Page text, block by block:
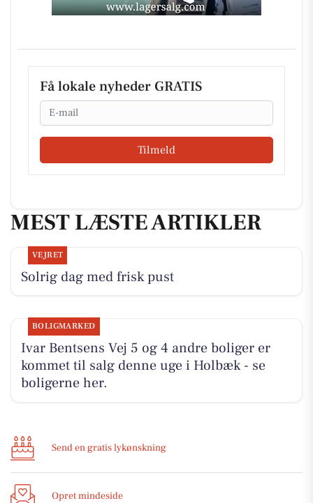
Få lokale nyheder GRATIS
Email
Tilmeld
MEST LÆSTE ARTIKLER
VEJRET
Solrig dag med frisk pust
BOLIGMARKED
Ivar Bentsens Vej 5 og 4 andre boliger er
kommet til salg denne uge i Holbæk - se
boligerne her.
Send en gratis lykønskning
Opret mindeside